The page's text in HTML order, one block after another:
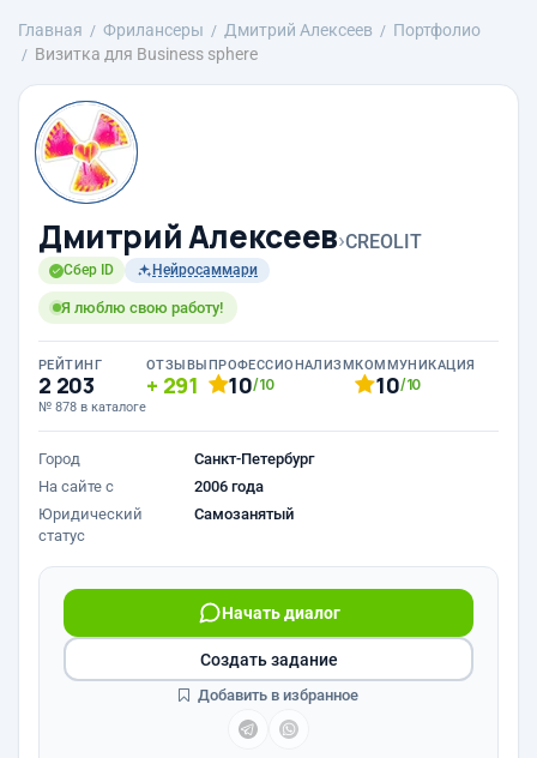
Главная Фрилансеры Дмитрий Алексеев
Портфолио
Визитка для Business sphere
Дмитрий Алексеев›CREOLIT
Сбер ID Нейросаммари
Я люблю свою работу!
РЕЙТИНГ
2 203
№ 878 в каталоге
ОТЗЫВЫ
291
ПРОФЕССИОНАЛИЗМ
10/10
КОММУНИКАЦИЯ
10/10
Город
Санкт-Петербург
На сайте с
2006 года
Юридический
статус
Самозанятый
Начать диалог
Создать задание
Добавить в избранное